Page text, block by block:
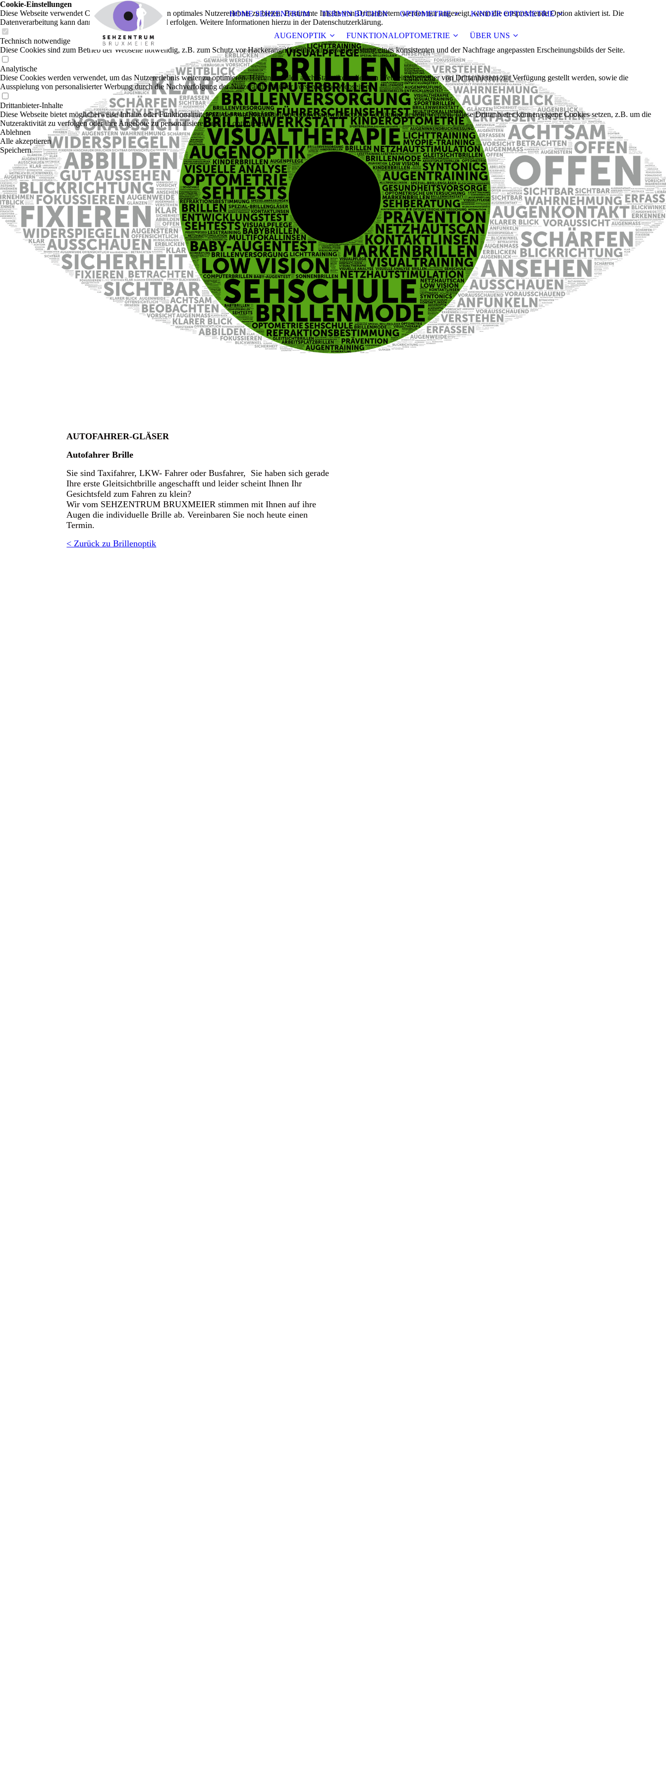
HOME SEHZENTRUM TERMIN BUCHEN OPTOMETRIE KINDER OPTOMETRIE
AUGENOPTIK FUNKTIONALOPTOMETRIE ÜBER UNS
AUTOFAHRER-GLÄSER
Autofahrer Brille
Sie sind Taxifahrer, LKW- Fahrer oder Busfahrer, Sie haben sich gerade
Ihre erste Gleitsichtbrille angeschafft und leider scheint Ihnen Ihr
Gesichtsfeld zum Fahren zu klein?
Wir vom SEHZENTRUM BRUXMEIER stimmen mit Ihnen auf ihre
Augen die individuelle Brille ab. Vereinbaren Sie noch heute einen
Termin.
< Zurück zu Brillenoptik
Cookie-Einstellungen
Diese Webseite verwendet Cookies, um Besuchern ein optimales Nutzererlebnis zu bieten. Bestimmte Inhalte von Drittanbietern werden nur angezeigt, wenn die entsprechende Option aktiviert ist. Die
Datenverarbeitung kann dann auch in einem Drittland erfolgen. Weitere Informationen hierzu in der Datenschutzerklärung.
Technisch notwendige
Diese Cookies sind zum Betrieb der Webseite notwendig, z.B. zum Schutz vor Hackerangriffen und zur Gewährleistung eines konsistenten und der Nachfrage angepassten Erscheinungsbilds der Seite.
Analytische
Diese Cookies werden verwendet, um das Nutzererlebnis weiter zu optimieren. Hierunter fallen auch Statistiken, die dem Webseitenbetreiber von Drittanbietern zur Verfügung gestellt werden, sowie die
Ausspielung von personalisierter Werbung durch die Nachverfolgung der Nutzeraktivität über verschiedene Webseiten.
Drittanbieter-Inhalte
Diese Webseite bietet möglicherweise Inhalte oder Funktionalitäten an, die von Drittanbietern eigenverantwortlich zur Verfügung gestellt werden. Diese Drittanbieter können eigene Cookies setzen, z.B. um die
Nutzeraktivität zu verfolgen oder ihre Angebote zu personalisieren und zu optimieren.
Ablehnen
Alle akzeptieren
Speichern